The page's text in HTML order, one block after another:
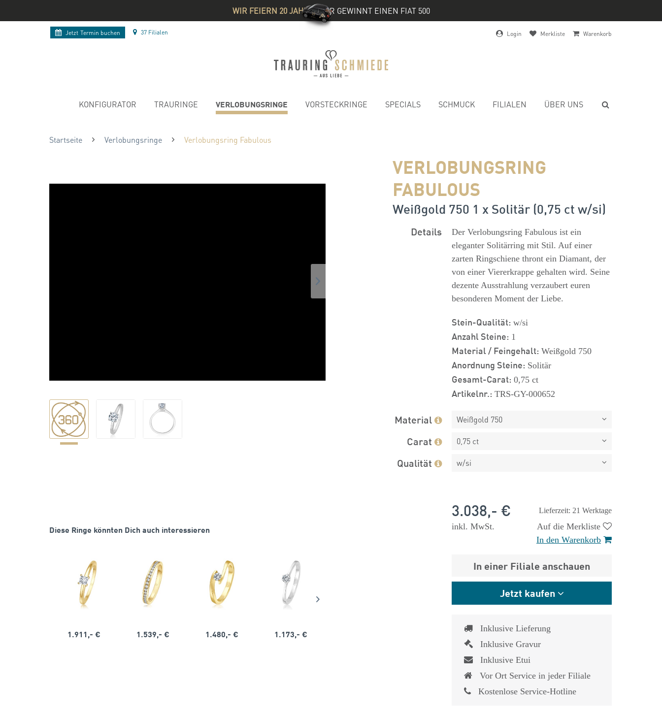
WIR FEIERN 20 JAHRE& IHR GEWINNT EINEN FIAT 500
Jetzt Termin buchen 37 Filialen Login Merkliste Warenkorb
KONFIGURATOR TRAURINGE VERLOBUNGSRINGE VORSTECKRINGE SPECIALS SCHMUCK FILIALEN ÜBER UNS
Startseite Verlobungsringe Verlobungsring Fabulous
VERLOBUNGSRING
FABULOUS
Weißgold 750 1 x Solitär (0,75 ct w/si)
Diese Ringe könnten Dich auch interessieren
1.911,- € 1.539,- € 1.480,- € 1.173,- € 1.825,- €
Details
Der Verlobungsring Fabulous ist ein
eleganter Solitärring mit Stil. Auf einer
zarten Ringschiene thront ein Diamant, der
von einer Viererkrappe gehalten wird. Seine
dezente Ausstrahlung verzaubert euren
besonderen Moment der Liebe.
Stein-Qualität: w/si
Anzahl Steine: 1
Material / Feingehalt: Weißgold 750
Anordnung Steine: Solitär
Gesamt-Carat: 0,75 ct
Artikelnr.: TRS-GY-000652
Material Weißgold 750
Carat 0,75 ct
Qualität w/si
Lieferzeit: 21 Werktage
3.038,- €
inkl. MwSt.
Auf die Merkliste
In den Warenkorb
In einer Filiale anschauen
Jetzt kaufen
Inklusive Lieferung
Inklusive Gravur
Inklusive Etui
Vor Ort Service in jeder Filiale
Kostenlose Service-Hotline